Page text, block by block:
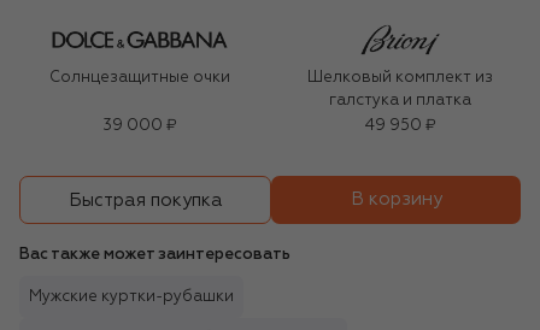
Солнцезащитные очки
39 000 ₽
Шелковый комплект из
галстука и платка
49 950 ₽
Быстрая покупка В корзину
Вас также может заинтересовать
Мужские куртки-рубашки